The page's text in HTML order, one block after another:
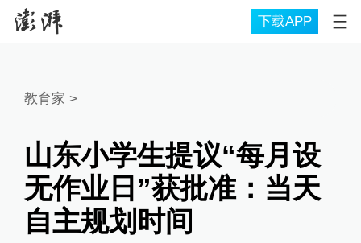
下载APP
教育家 >
山东小学生提议“每月设
无作业日”获批准：当天
自主规划时间